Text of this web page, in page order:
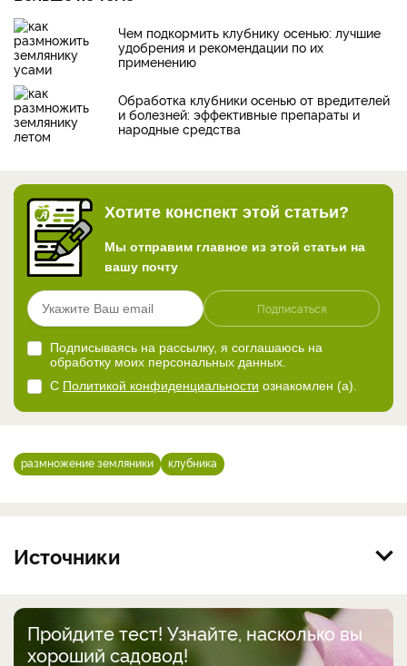
Чем подкормить клубнику осенью: лучшие
удобрения и рекомендации по их
применению
Обработка клубники осенью от вредителей
и болезней: эффективные препараты и
народные средства
Хотите конспект этой статьи?
Мы отправим главное из этой статьи на
вашу почту
Подписаться
Подписываясь на рассылку, я соглашаюсь на
обработку моих персональных данных.
С Политикой конфиденциальности ознакомлен (а).
размножение земляники клубника
Источники
Пройдите тест! Узнайте, насколько вы
хороший садовод!